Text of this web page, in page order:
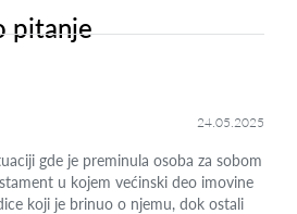
pitanje
24.05.2025
gde je preminula osoba za sobom
u kojem većinski deo imovine
koji je brinuo o njemu, dok ostali